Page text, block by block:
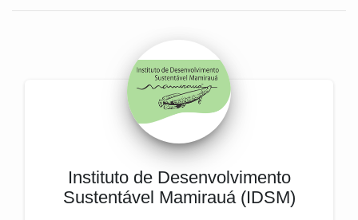
Instituto de Desenvolvimento
Sustentável Mamirauá (IDSM)